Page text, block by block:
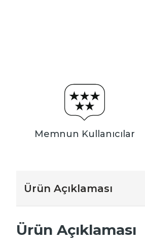
Memnun Kullanıcılar
Ürün Açıklaması
Ürün Açıklaması